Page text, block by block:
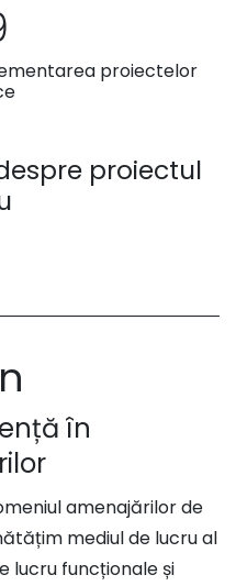
proiectelor
proiectul
în
amenajărilor de
mediul de lucru al
lucru funcționale și